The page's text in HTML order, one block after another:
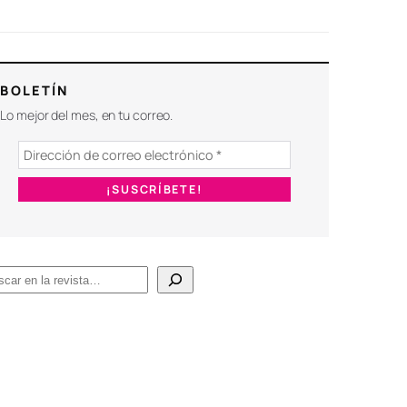
BOLETÍN
Lo mejor del mes, en tu correo.